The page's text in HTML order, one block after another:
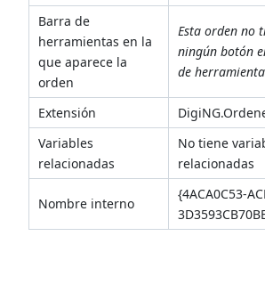
Barra de
herramientas en la
que aparece la
orden
Esta orden no
ningún botón
de
Extensión
Variables
relacionadas
No tiene
relacionadas
Nombre interno
{4ACA0C53-